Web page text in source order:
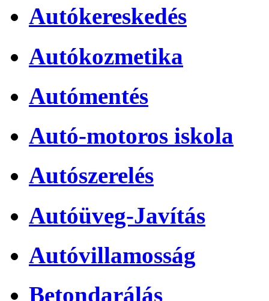
Autókereskedés
Autókozmetika
Autómentés
Autó-motoros iskola
Autószerelés
Autóüveg-Javítás
Autóvillamosság
Betondarálás